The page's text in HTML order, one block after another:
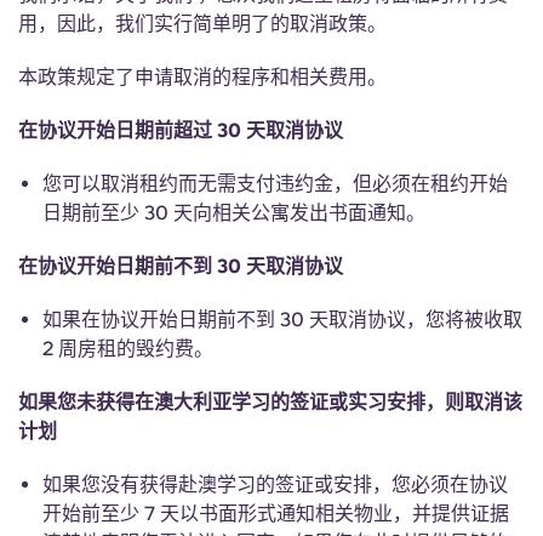
用，因此，我们实行简单明了的取消政策。
本政策规定了申请取消的程序和相关费用。
在协议开始日期前超过 30 天取消协议
您可以取消租约而无需支付违约金，但必须在租约开始
日期前至少 30 天向相关公寓发出书面通知。
在协议开始日期前不到 30 天取消协议
如果在协议开始日期前不到 30 天取消协议，您将被收取
2 周房租的毁约费。
如果您未获得在澳大利亚学习的签证或实习安排，则取消该
计划
如果您没有获得赴澳学习的签证或安排，您必须在协议
开始前至少 7 天以书面形式通知相关物业，并提供证据